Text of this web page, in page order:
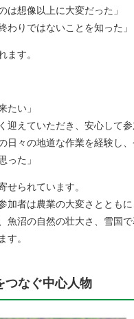
は想像以上に大変だった」
わりではないことを知った」
ます。
たい」
迎えていただき、安心して参
日々の地道な作業を経験し
った」
せられています。
加者は農業の大変さととも
魚沼の自然の壮大さ、雪国
す。
つなぐ中心人物